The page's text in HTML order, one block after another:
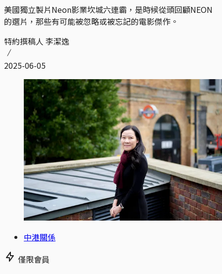
美國獨立製片Neon影業坎城六連霸，是時候從頭回顧NEON
的選片，那些有可能被忽略或被忘記的電影傑作。
特約撰稿人 李潔逸
2025-06-05
中港關係
僅限會員